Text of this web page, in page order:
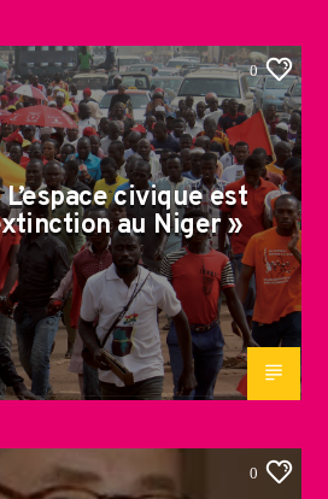
0
civique est
au Niger »
0